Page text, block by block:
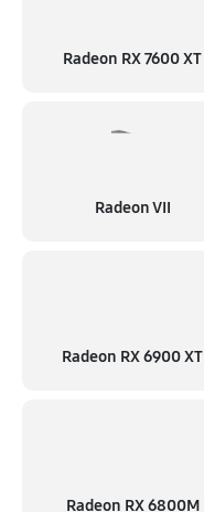
Radeon RX 7600 XT
Radeon VII
Radeon RX 6900 XT
Radeon RX 6800M